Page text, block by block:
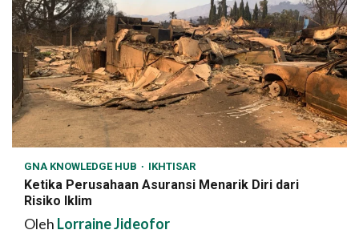
GNA KNOWLEDGE HUB IKHTISAR
Ketika Perusahaan Asuransi Menarik Diri dari
Risiko Iklim
Oleh Lorraine Jideofor